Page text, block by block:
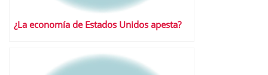
¿La economía de Estados Unidos apesta?